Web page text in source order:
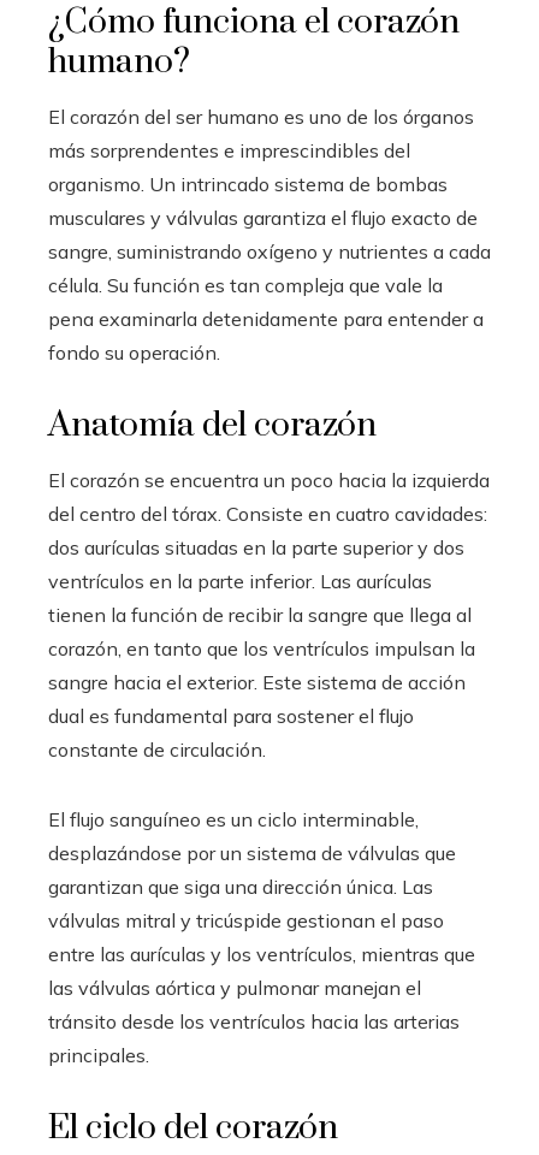
¿Cómo funciona el corazón
humano?
El corazón del ser humano es uno de los órganos
más sorprendentes e imprescindibles del
organismo. Un intrincado sistema de bombas
musculares y válvulas garantiza el flujo exacto de
sangre, suministrando oxígeno y nutrientes a cada
célula. Su función es tan compleja que vale la
pena examinarla detenidamente para entender a
fondo su operación.
Anatomía del corazón
El corazón se encuentra un poco hacia la izquierda
del centro del tórax. Consiste en cuatro cavidades:
dos aurículas situadas en la parte superior y dos
ventrículos en la parte inferior. Las aurículas
tienen la función de recibir la sangre que llega al
corazón, en tanto que los ventrículos impulsan la
sangre hacia el exterior. Este sistema de acción
dual es fundamental para sostener el flujo
constante de circulación.
El flujo sanguíneo es un ciclo interminable,
desplazándose por un sistema de válvulas que
garantizan que siga una dirección única. Las
válvulas mitral y tricúspide gestionan el paso
entre las aurículas y los ventrículos, mientras que
las válvulas aórtica y pulmonar manejan el
tránsito desde los ventrículos hacia las arterias
principales.
El ciclo del corazón